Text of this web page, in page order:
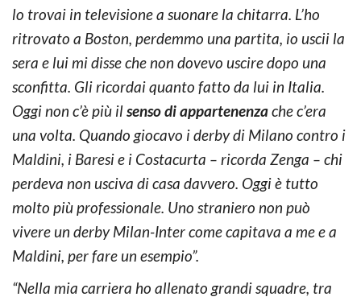
lo trovai in televisione a suonare la chitarra. L’ho
ritrovato a Boston, perdemmo una partita, io uscii la
sera e lui mi disse che non dovevo uscire dopo una
sconfitta. Gli ricordai quanto fatto da lui in Italia.
Oggi non c’è più ilsenso di appartenenzache c’era
una volta. Quando giocavo i derby di Milano contro i
Maldini, i Baresi e i Costacurta – ricorda Zenga – chi
perdeva non usciva di casa davvero. Oggi è tutto
molto più professionale. Uno straniero non può
vivere un derby Milan-Inter come capitava a me e a
Maldini, per fare un esempio”.
“Nella mia carriera ho allenato grandi squadre, tra